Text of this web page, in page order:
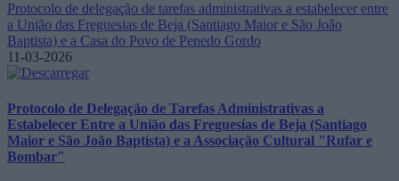
Protocolo de delegação de tarefas administrativas a estabelecer entre
a União das Freguesias de Beja (Santiago Maior e São João
Baptista) e a Casa do Povo de Penedo Gordo
11-03-2026
Protocolo de Delegação de Tarefas Administrativas a
Estabelecer Entre a União das Freguesias de Beja (Santiago
Maior e São João Baptista) e a Associação Cultural "Rufar e
Bombar"